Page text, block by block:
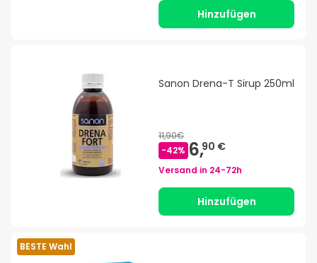
Hinzufügen
Sanon Drena-T Sirup 250ml
11,90€
-42% 6,90 €
Versand in 24-72h
Hinzufügen
BESTE Wahl